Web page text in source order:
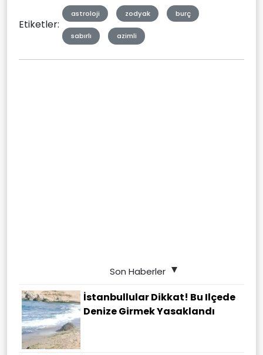
Etiketler:
astroloji zodyak burç
sabırlı azimli
Son Haberler
İstanbullular Dikkat! Bu Ilçede
Denize Girmek Yasaklandı